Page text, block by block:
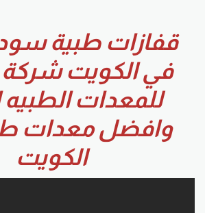
قفازات طبية
في الكويت شركة
للمعدات
وافضل معدات
الكويت